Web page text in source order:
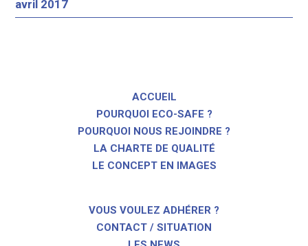
avril 2017
ACCUEIL
POURQUOI ECO-SAFE ?
POURQUOI NOUS REJOINDRE ?
LA CHARTE DE QUALITÉ
LE CONCEPT EN IMAGES
VOUS VOULEZ ADHÉRER ?
CONTACT / SITUATION